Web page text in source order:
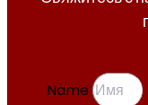
Name